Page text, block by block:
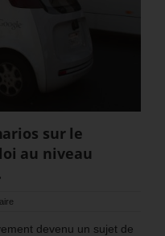
sur le
au niveau
devenu un sujet de